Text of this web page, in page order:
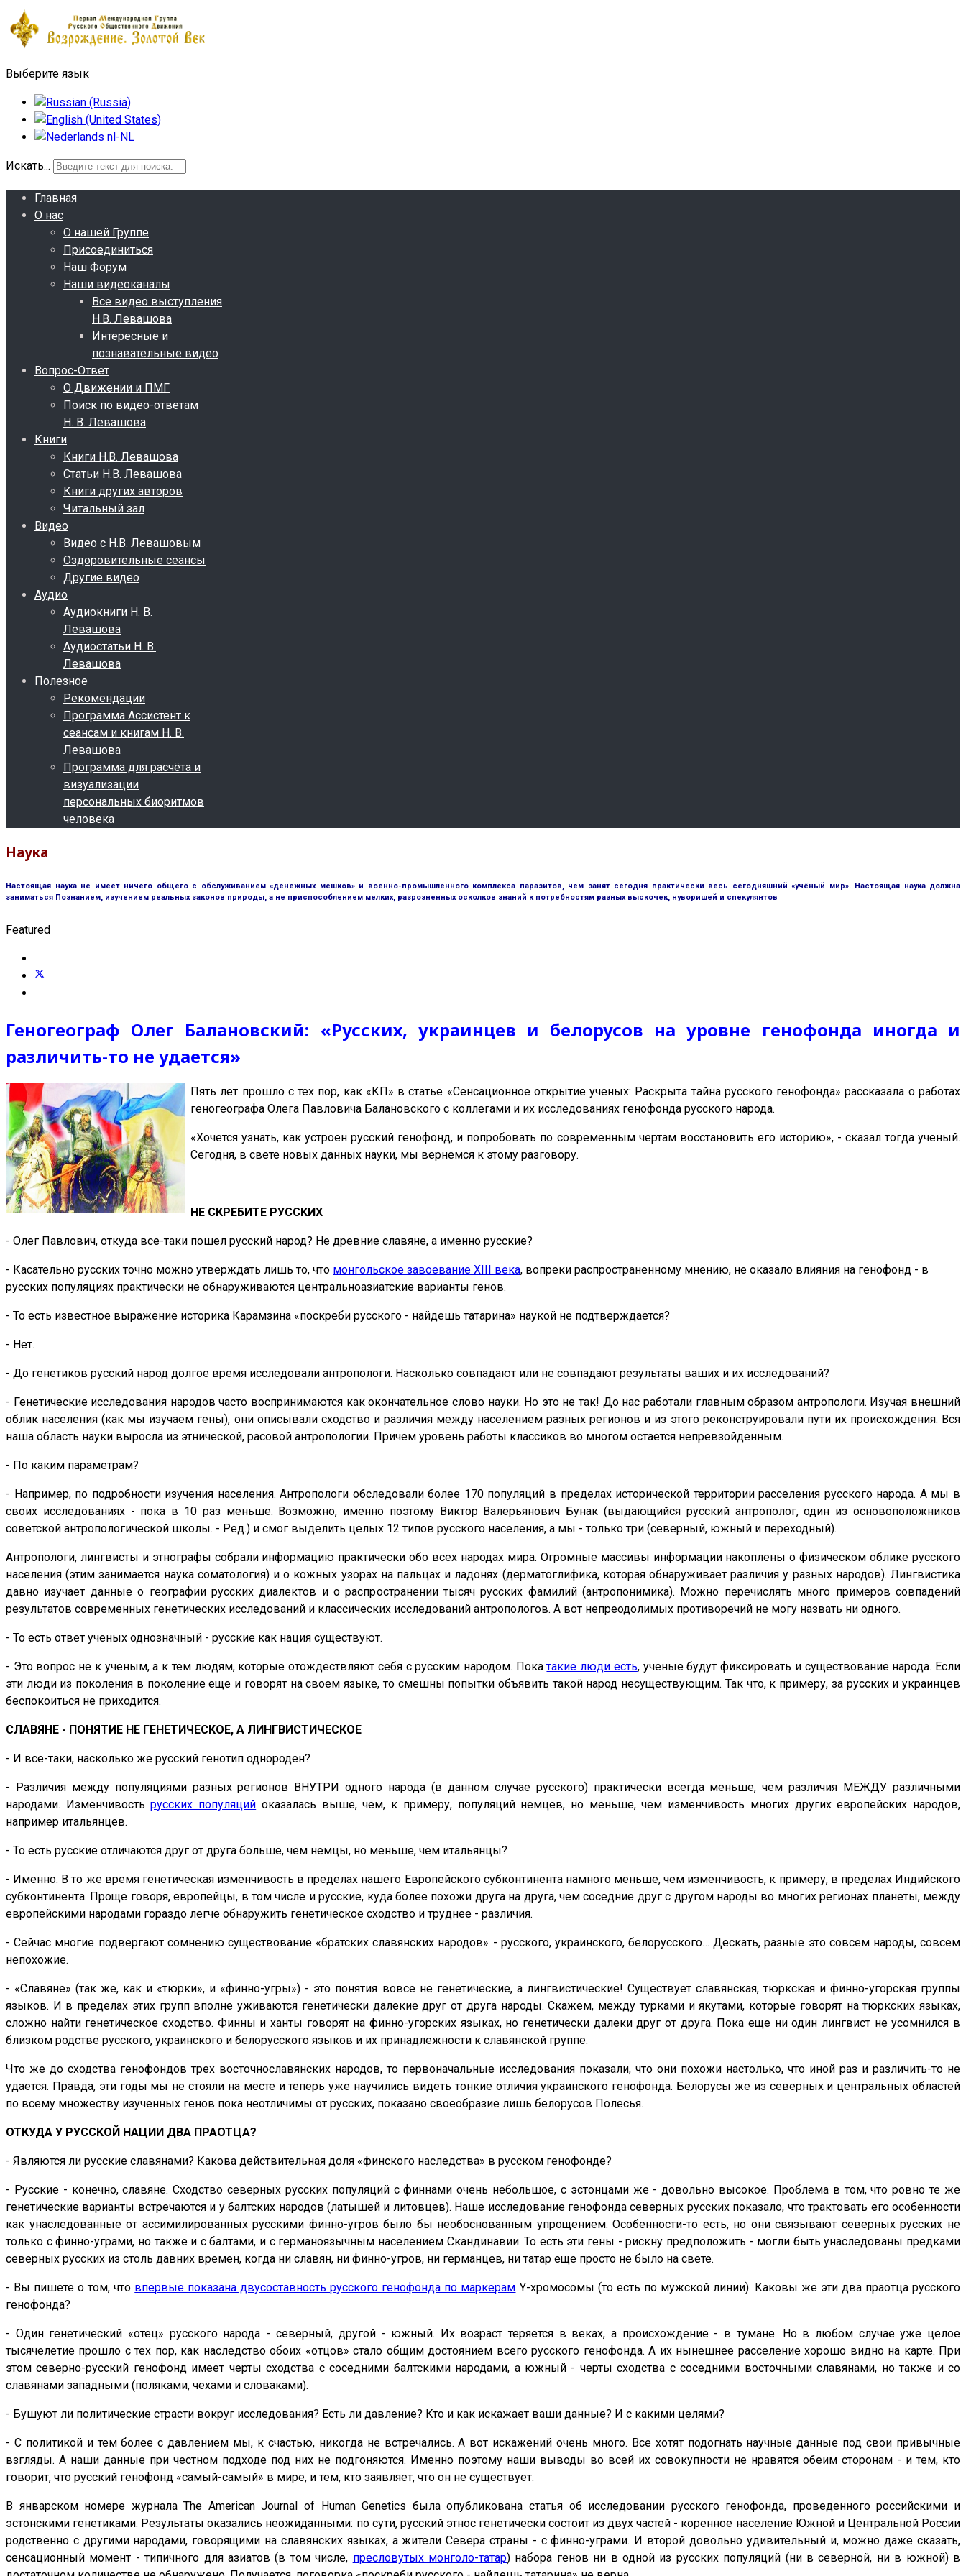
Выберите язык
Искать...
Главная
О нас
О нашей Группе
Присоединиться
Наш Форум
Наши видеоканалы
Все видео выступления
Н.В. Левашова
Интересные и
познавательные видео
Вопрос-Ответ
О Движении и ПМГ
Поиск по видео-ответам
Н. В. Левашова
Книги
Книги Н.В. Левашова
Статьи Н.В. Левашова
Книги других авторов
Читальный зал
Видео
Видео с Н.В. Левашовым
Оздоровительные сеансы
Другие видео
Аудио
Аудиокниги Н. В.
Левашова
Аудиостатьи Н. В.
Левашова
Полезное
Рекомендации
Программа Ассистент к
сеансам и книгам Н. В.
Левашова
Программа для расчёта и
визуализации
персональных биоритмов
человека
Наука
Настоящая наука не имеет ничего общего с обслуживанием «денежных мешков» и военно-промышленного комплекса паразитов, чем занят сегодня практически весь сегодняшний «учёный мир». Настоящая наука должна
заниматься Познанием, изучением реальных законов природы, а не приспособлением мелких, разрозненных осколков знаний к потребностям разных выскочек, нуворишей и спекулянтов
Featured
Геногеограф Олег Балановский: «Русских, украинцев и белорусов на уровне генофонда иногда и
различить-то не удается»
Пять лет прошло с тех пор, как «КП» в статье «Сенсационное открытие ученых: Раскрыта тайна русского генофонда» рассказала о работах
геногеографа Олега Павловича Балановского с коллегами и их исследованиях генофонда русского народа.
«Хочется узнать, как устроен русский генофонд, и попробовать по современным чертам восстановить его историю», - сказал тогда ученый.
Сегодня, в свете новых данных науки, мы вернемся к этому разговору.
НЕ СКРЕБИТЕ РУССКИХ
- Олег Павлович, откуда все-таки пошел русский народ? Не древние славяне, а именно русские?
- Касательно русских точно можно утверждать лишь то, что монгольское завоевание XIII века, вопреки распространенному мнению, не оказало влияния на генофонд - в
русских популяциях практически не обнаруживаются центральноазиатские варианты генов.
- То есть известное выражение историка Карамзина «поскреби русского - найдешь татарина» наукой не подтверждается?
- Нет.
- До генетиков русский народ долгое время исследовали антропологи. Насколько совпадают или не совпадают результаты ваших и их исследований?
- Генетические исследования народов часто воспринимаются как окончательное слово нау­ки. Но это не так! До нас работали главным образом антропологи. Изучая внешний
облик населения (как мы изучаем гены), они описывали сходство и различия между населением разных регионов и из этого реконструировали пути их происхождения. Вся
наша область науки выросла из этнической, расовой антропологии. Причем уровень работы классиков во многом остается непревзойденным.
- По каким параметрам?
- Например, по подробности изучения населения. Антропологи обследовали более 170 популяций в пределах исторической территории расселения русского народа. А мы в
своих исследованиях - пока в 10 раз меньше. Возможно, именно поэтому Виктор Валерьянович Бунак (выдающийся русский антрополог, один из основоположников
советской антропологической школы. - Ред.) и смог выделить целых 12 типов русского населения, а мы - только три (северный, южный и переходный).
Антропологи, лингвисты и этнографы собрали информацию практически обо всех народах мира. Огромные массивы информации накоплены о физическом облике русского
населения (этим занимается наука соматология) и о кожных узорах на пальцах и ладонях (дерматоглифика, которая обнаруживает различия у разных народов). Лингвистика
давно изу­чает данные о географии русских диалектов и о распространении тысяч русских фамилий (антропонимика). Можно перечислять много примеров совпадений
результатов современных генетических исследований и классических исследований антропологов. А вот непреодолимых противоречий не могу назвать ни одного.
- То есть ответ ученых однозначный - русские как нация существуют.
- Это вопрос не к ученым, а к тем людям, которые отождествляют себя с русским народом. Покатакие люди есть, ученые будут фиксировать и существование народа. Если
эти люди из поколения в поколение еще и говорят на своем языке, то смешны попытки объявить такой народ несуществующим. Так что, к примеру, за русских и украинцев
беспокоиться не приходится.
СЛАВЯНЕ - ПОНЯТИЕ НЕ ГЕНЕТИЧЕСКОЕ, А ЛИНГВИСТИЧЕСКОЕ
- И все-таки, насколько же русский генотип однороден?
- Различия между популяциями разных регионов ВНУТРИ одного народа (в данном случае русского) практически всегда меньше, чем различия МЕЖДУ различными
народами. Изменчивостьрусских популяций оказалась выше, чем, к примеру, популяций немцев, но меньше, чем изменчивость многих других европейских народов,
например итальянцев.
- То есть русские отличаются друг от друга больше, чем немцы, но меньше, чем итальянцы?
- Именно. В то же время генетическая изменчивость в пределах нашего Европейского субконтинента намного меньше, чем изменчивость, к примеру, в пределах Индийского
субконтинента. Проще говоря, европейцы, в том числе и русские, куда более похожи друга на друга, чем соседние друг с другом народы во многих регионах планеты, между
европейскими народами гораздо легче обнаружить генетическое сходство и труднее - различия.
- Сейчас многие подвергают сомнению существование «братских славянских народов» - русского, украинского, белорусского… Дескать, разные это совсем народы, совсем
непохожие.
- «Славяне» (так же, как и «тюрки», и «финно-угры») - это понятия вовсе не генетические, а лингвистические! Существует славянская, тюркская и финно-угорская группы
языков. И в пределах этих групп вполне уживаются генетически далекие друг от друга народы. Скажем, между турками и якутами, которые говорят на тюркских языках,
сложно найти генетическое сходство. Финны и ханты говорят на финно-угорских языках, но генетически далеки друг от друга. Пока еще ни один лингвист не усомнился в
близком родстве русского, украинского и белорусского языков и их принадлежности к славянской группе.
Что же до сходства генофондов трех восточнославянских народов, то первоначальные исследования показали, что они похожи настолько, что иной раз и различить-то не
удается. Правда, эти годы мы не стояли на месте и теперь уже научились видеть тонкие отличия украинского генофонда. Белорусы же из северных и центральных областей
по всему множеству изученных генов пока неотличимы от русских, показано своеобразие лишь белорусов Полесья.
ОТКУДА У РУССКОЙ НАЦИИ ДВА ПРАОТЦА?
- Являются ли русские славянами? Какова действительная доля «финского наследства» в русском генофонде?
- Русские - конечно, славяне. Сходство северных русских популяций с финнами очень небольшое, с эстонцами же - довольно высокое. Проблема в том, что ровно те же
генетические варианты встречаются и у балтских народов (латышей и литовцев). Наше исследование генофонда северных русских показало, что трактовать его особенности
как унаследованные от ассимилированных русскими финно-угров было бы необоснованным упрощением. Особенности-то есть, но они связывают северных русских не
только с финно-уграми, но также и с балтами, и с германоязычным населением Скандинавии. То есть эти гены - рискну предположить - могли быть унаследованы предками
северных русских из столь давних времен, когда ни славян, ни финно-угров, ни германцев, ни татар еще просто не было на свете.
- Вы пишете о том, что впервые показана двусоставность русского генофонда по маркерам Y-хромосомы (то есть по мужской линии). Каковы же эти два праотца русского
генофонда?
- Один генетический «отец» русского народа - северный, другой - южный. Их возраст теряется в веках, а происхождение - в тумане. Но в любом случае уже целое
тысячелетие прошло с тех пор, как наследство обоих «отцов» стало общим достоянием всего русского генофонда. А их нынешнее расселение хорошо видно на карте. При
этом северно-русский генофонд имеет черты сходства с соседними балтскими народами, а южный - черты сходства с соседними восточными славянами, но также и со
славянами западными (поляками, чехами и словаками).
- Бушуют ли политические страсти вокруг исследования? Есть ли давление? Кто и как искажает ваши данные? И с какими целями?
- С политикой и тем более с давлением мы, к счастью, никогда не встречались. А вот искажений очень много. Все хотят подогнать научные данные под свои привычные
взгляды. А наши данные при честном подходе под них не подгоняются. Именно поэтому наши выводы во всей их совокупности не нравятся обеим сторонам - и тем, кто
говорит, что русский генофонд «самый-самый» в мире, и тем, кто заявляет, что он не существует.
В январском номере журнала The American Journal of Human Genetics была опубликована статья об исследовании русского генофонда, проведенного российскими и
эстонскими генетиками. Результаты оказались неожиданными: по сути, русский этнос генетически состоит из двух частей - коренное население Южной и Центральной России
родственно с другими народами, говорящими на славянских языках, а жители Севера страны - с финно-уграми. И второй довольно удивительный и, можно даже сказать,
сенсационный момент - типичного для азиатов (в том числе, пресловутых монголо-татар) набора генов ни в одной из русских популяций (ни в северной, ни в южной) в